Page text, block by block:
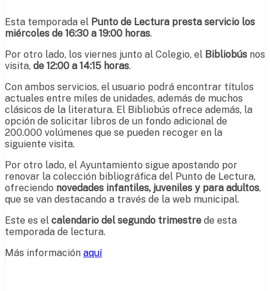
Esta temporada el Punto de Lectura presta servicio los
miércoles de 16:30 a 19:00 horas.
Por otro lado, los viernes junto al Colegio, el Bibliobús nos
visita, de 12:00 a 14:15 horas.
Con ambos servicios, el usuario podrá encontrar títulos
actuales entre miles de unidades, además de muchos
clásicos de la literatura. El Bibliobús ofrece además, la
opción de solicitar libros de un fondo adicional de
200.000 volúmenes que se pueden recoger en la
siguiente visita.
Por otro lado, el Ayuntamiento sigue apostando por
renovar la colección bibliográfica del Punto de Lectura,
ofreciendo novedades infantiles, juveniles y para adultos,
que se van destacando a través de la web municipal.
Este es el calendario del segundo trimestre de esta
temporada de lectura.
Más información aquí